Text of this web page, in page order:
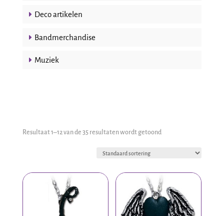
Deco artikelen
Bandmerchandise
Muziek
Resultaat 1–12 van de 35 resultaten wordt getoond